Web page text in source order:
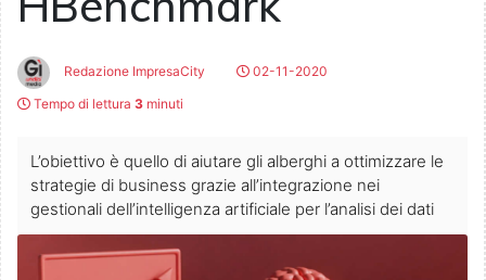
Redazione ImpresaCity
02-11-2020
Tempo di lettura 3 minuti
L’obiettivo è quello di aiutare gli alberghi a ottimizzare le
strategie di business grazie all’integrazione nei
gestionali dell’intelligenza artificiale per l’analisi dei dati